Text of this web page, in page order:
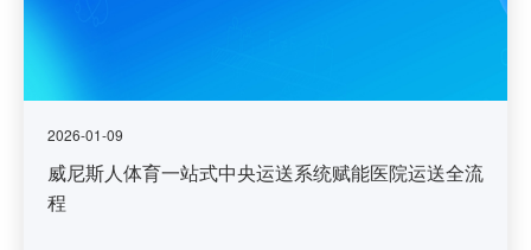
2026-01-09
威尼斯人体育一站式中央运送系统赋能医院运送全流
程